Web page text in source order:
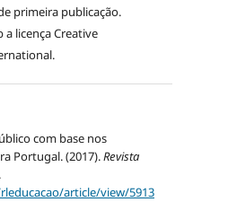
primeira publicação.
a licençaCreative
.
com base nos
Portugal. (2017).Revista
article/view/5913